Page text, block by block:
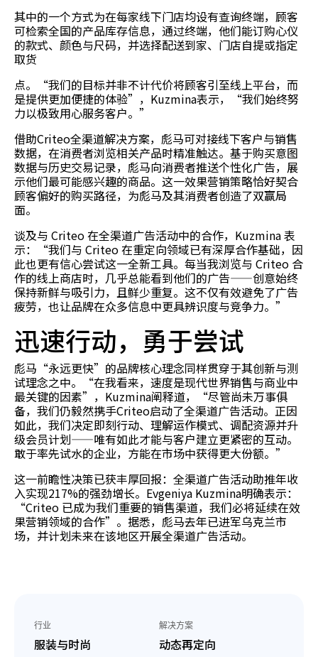
行业
服装与时尚
解决方案
动态再定向
其中的一个方式为在每家线下门店均设有查询终端，顾客
可检索全国的产品库存信息，通过终端，他们能订购心仪
的款式、颜色与尺码，并选择配送到家、门店自提或指定
取货
点。“我们的目标并非不计代价将顾客引至线上平台，而
是提供更加便捷的体验”，Kuzmina表示，“我们始终努
力以极致用心服务客户。”
借助Criteo全渠道解决方案，彪马可对接线下客户与销售
数据，在消费者浏览相关产品时精准触达。基于购买意图
数据与历史交易记录，彪马向消费者推送个性化广告，展
示他们最可能感兴趣的商品。这一效果营销策略恰好契合
顾客偏好的购买路径，为彪马及其消费者创造了双赢局
面。
谈及与 Criteo 在全渠道广告活动中的合作，Kuzmina 表
示：“我们与 Criteo 在重定向领域已有深厚合作基础，因
此也更有信心尝试这一全新工具。每当我浏览与 Criteo 合
作的线上商店时，几乎总能看到他们的广告——创意始终
保持新鲜与吸引力，且鲜少重复。这不仅有效避免了广告
疲劳，也让品牌在众多信息中更具辨识度与竞争力。”
迅速行动，勇于尝试
彪马“永远更快”的品牌核心理念同样贯穿于其创新与测
试理念之中。“在我看来，速度是现代世界销售与商业中
最关键的因素”，Kuzmina阐释道，“尽管尚未万事俱
备，我们仍毅然携手Criteo启动了全渠道广告活动。正因
如此，我们决定即刻行动、理解运作模式、调配资源并升
级会员计划——唯有如此才能与客户建立更紧密的互动。
敢于率先试水的企业，方能在市场中获得更大份额。”
这一前瞻性决策已获丰厚回报：全渠道广告活动助推年收
入实现217%的强劲增长。Evgeniya Kuzmina明确表示：
“Criteo 已成为我们重要的销售渠道，我们必将延续在效
果营销领域的合作”。据悉，彪马去年已进军乌克兰市
场，并计划未来在该地区开展全渠道广告活动。